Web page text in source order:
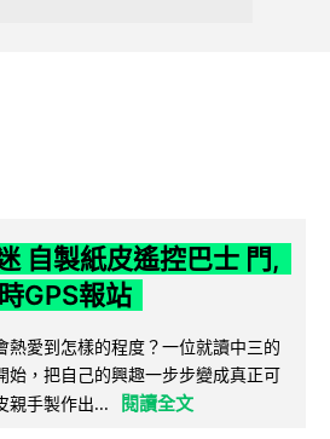
自製紙皮遙控巴士 門,
GPS報站
熱愛到怎樣的程度？一位就讀中三的
始，把自己的興趣一步步變成真正可
親手製作出...
閱讀全文